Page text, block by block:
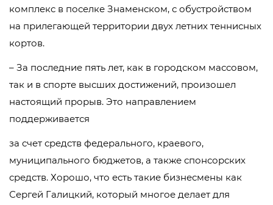
комплекс в поселке Знаменском, с обустройством
на прилегающей территории двух летних теннисных
кортов.
– За последние пять лет, как в городском массовом,
так и в спорте высших достижений, произошел
настоящий прорыв. Это направлением
поддерживается
за счет средств федерального, краевого,
муниципального бюджетов, а также спонсорских
средств. Хорошо, что есть такие бизнесмены как
Сергей Галицкий, который многое делает для